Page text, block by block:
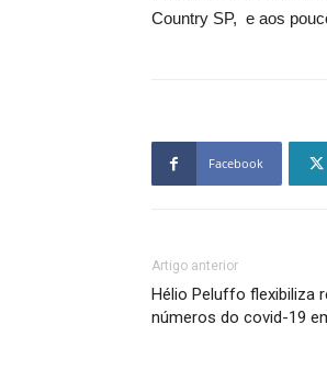
Country SP, e aos
Facebook
Artigo anterior
Hélio Peluffo flexibiliza
números do covid-19